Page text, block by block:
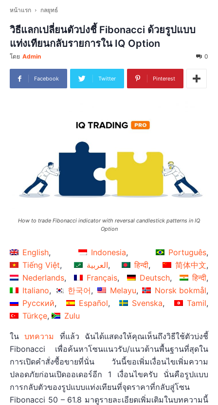
หน้าแรก กลยุทธ์
วิธีแลกเปลี่ยนตัวบ่งชี้ Fibonacci ด้วยรูปแบบ
แท่งเทียนกลับรายการใน IQ Option
โดย Admin 0
Facebook Twitter Pinterest
How to trade Fibonacci indicator with reversal candlestick patterns in IQ
Option
English Indonesia
Português
Tiếng Việt
العربية हिन्दी
简体中文
Nederlands
Français Deutsch
हिन्दी
Italiano
한국어 Melayu
Norsk bokmål
Русский
Español Svenska
Tamil
Türkçe
Zulu
ในบทความ
ที่แล้ว ฉันได้แสดงให้คุณเห็นถึงวิธีใช้ตัวบ่งชี้
Fibonacci เพื่อค้นหาโซนแนวรับ/แนวต้านพื้นฐานที่สุดใน
การเปิดคำสั่งซื้อขายที่นั่น วันนี้ขอเพิ่มเงื่อนไขเพิ่มความ
ปลอดภัยก่อนเปิดออเดอร์อีก 1 เงื่อนไขครับ นั่นคือรูปแบบ
การกลับตัวของรูปแบบแท่งเทียนที่จุดราคาที่กลับสู่โซน
Fibonacci 50 – 61.8 มาดูรายละเอียดเพิ่มเติมในบทความนี้